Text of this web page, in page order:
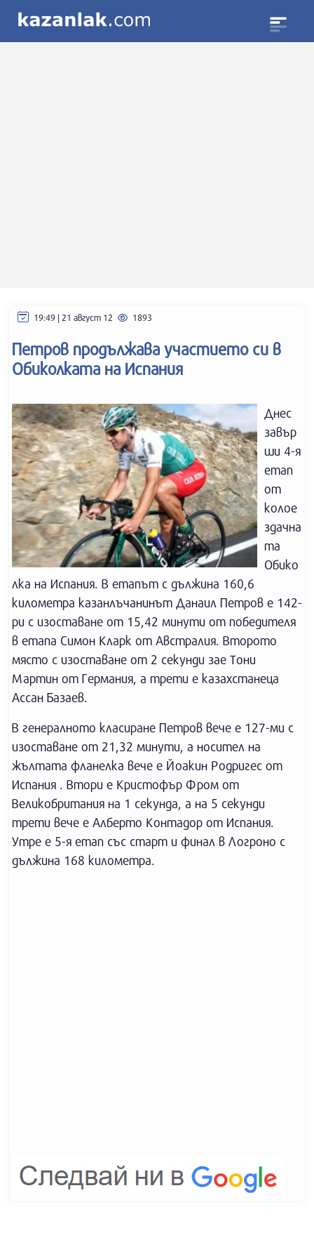
19:49 | 21 август 12 1893
Петров продължава участието си в
Обиколката на Испания
Днес
завър
ши 4-я
етап
от
колое
здачна
та
Обико
лка на Испания. В етапът с дължина 160,6
километра казанлъчанинът Данаил Петров е 142-
ри с изоставане от 15,42 минути от победителя
в етапа Симон Кларк от Австралия. Второто
място с изоставане от 2 секунди зае Тони
Мартин от Германия, а трети е казахстанеца
Ассан Базаев.
В генералното класиране Петров вече е 127-ми с
изоставане от 21,32 минути, а носител на
жълтата фланелка вече е Йоакин Родригес от
Испания . Втори е Кристофър Фром от
Великобритания на 1 секунда, а на 5 секунди
трети вече е Алберто Контадор от Испания.
Утре е 5-я етап със старт и финал в Логроно с
дължина 168 километра.